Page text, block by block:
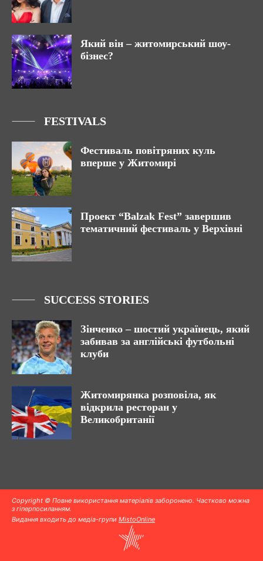
Який він – житомирський шоу-
бізнес?
FESTIVALS
Фестиваль повітряних куль
вперше у Житомирі
Проект “Balzak Fest” завершив
тематичний фестиваль у Верхівні
SUCCESS STORIES
Зінченко – шостий українець, який
забивав за англійські футбольні
клуби
Житомирянка розповіла, як
відкрила ресторан у
Великобританії
Copyright © Повне використання матеріалів заборонено. Частково можна
з гіперпосиланням.
Видання входить до медіа-групи MistoOnline